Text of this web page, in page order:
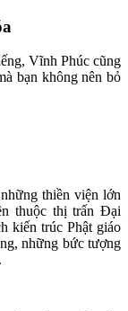
Vĩnh Phúc cũng
bạn không nên bỏ
thiền viện lớn
thuộc thị trấn Đại
kiến trúc Phật giáo
những bức tượng